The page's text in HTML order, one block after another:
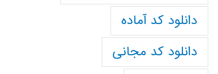
دانلود کد آماده
دانلود کد مجانی